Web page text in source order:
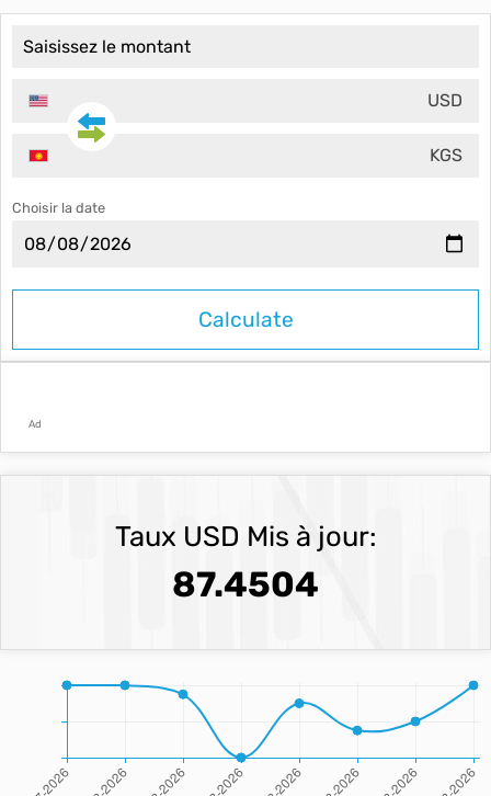
USD
KGS
Choisir la date
Ad
Taux USD Mis à jour:
87.4504